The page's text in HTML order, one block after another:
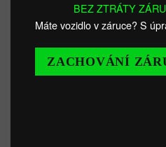
BEZ ZTRÁTY
Máte vozidlo v záruce? S
ZACHOVÁNÍ